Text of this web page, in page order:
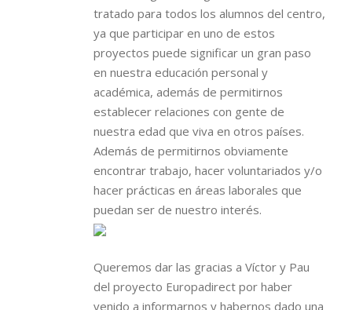
tratado para todos los alumnos del centro,
ya que participar en uno de estos
proyectos puede significar un gran paso
en nuestra educación personal y
académica, además de permitirnos
establecer relaciones con gente de
nuestra edad que viva en otros países.
Además de permitirnos obviamente
encontrar trabajo, hacer voluntariados y/o
hacer prácticas en áreas laborales que
puedan ser de nuestro interés.
Queremos dar las gracias a Víctor y Pau
del proyecto Europadirect por haber
venido a informarnos y habernos dado una